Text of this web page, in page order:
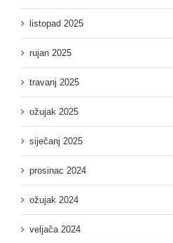
listopad 2025
rujan 2025
travanj 2025
ožujak 2025
siječanj 2025
prosinac 2024
ožujak 2024
veljača 2024